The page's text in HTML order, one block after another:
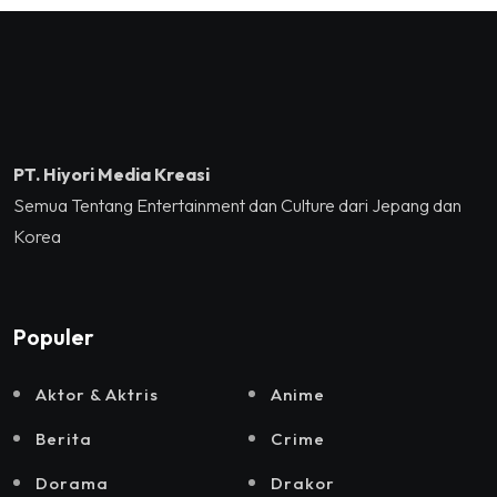
Tennis Indoor Senayan.
Kreatif RI,Pemprov DKI
PT. Hiyori Media Kreasi
Semua Tentang Entertainment dan Culture dari Jepang dan
Korea
Populer
Aktor & Aktris Anime
Berita Crime
Dorama Drakor